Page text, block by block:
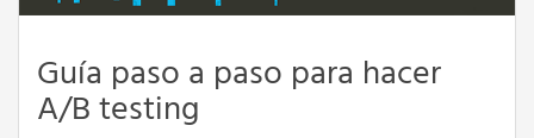
Guía paso a paso para hacer
A/B testing